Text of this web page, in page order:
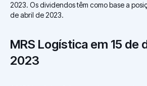
2023. Os dividendos têm como base a
de abril de 2023.
MRS Logística em 15 de
2023